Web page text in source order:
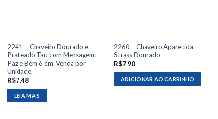
2241 – Chaveiro Dourado e
Prateado Tau com Mensagem:
Paz e Bem 6 cm. Venda por
Unidade.
R$7,48
LEIA MAIS
2260 – Chaveiro Aparecida
Strass Dourado
R$7,90
ADICIONAR AO CARRINHO